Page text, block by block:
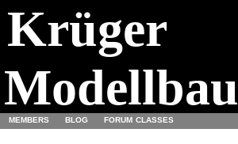
Krüger
Modellbau
MEMBERS BLOG FORUM CLASSES